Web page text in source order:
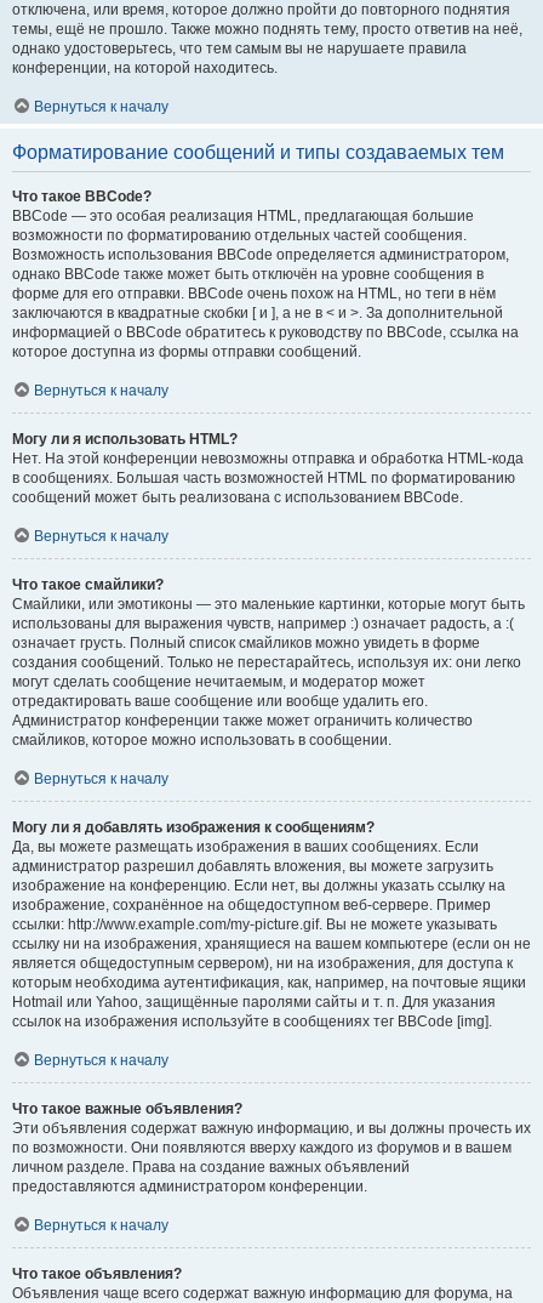
отключена, или время, которое должно пройти до повторного поднятия
темы, ещё не прошло. Также можно поднять тему, просто ответив на неё,
однако удостоверьтесь, что тем самым вы не нарушаете правила
конференции, на которой находитесь.
Вернуться к началу
Форматирование сообщений и типы создаваемых тем
Что такое BBCode?
BBCode — это особая реализация HTML, предлагающая большие
возможности по форматированию отдельных частей сообщения.
Возможность использования BBCode определяется администратором,
однако BBCode также может быть отключён на уровне сообщения в
форме для его отправки. BBCode очень похож на HTML, но теги в нём
заключаются в квадратные скобки [ и ], а не в < и >. За дополнительной
информацией о BBCode обратитесь к руководству по BBCode, ссылка на
которое доступна из формы отправки сообщений.
Вернуться к началу
Могу ли я использовать HTML?
Нет. На этой конференции невозможны отправка и обработка HTML-кода
в сообщениях. Большая часть возможностей HTML по форматированию
сообщений может быть реализована с использованием BBCode.
Вернуться к началу
Что такое смайлики?
Смайлики, или эмотиконы — это маленькие картинки, которые могут быть
использованы для выражения чувств, например :) означает радость, а :(
означает грусть. Полный список смайликов можно увидеть в форме
создания сообщений. Только не перестарайтесь, используя их: они легко
могут сделать сообщение нечитаемым, и модератор может
отредактировать ваше сообщение или вообще удалить его.
Администратор конференции также может ограничить количество
смайликов, которое можно использовать в сообщении.
Вернуться к началу
Могу ли я добавлять изображения к сообщениям?
Да, вы можете размещать изображения в ваших сообщениях. Если
администратор разрешил добавлять вложения, вы можете загрузить
изображение на конференцию. Если нет, вы должны указать ссылку на
изображение, сохранённое на общедоступном веб-сервере. Пример
ссылки: http://www.example.com/my-picture.gif. Вы не можете указывать
ссылку ни на изображения, хранящиеся на вашем компьютере (если он не
является общедоступным сервером), ни на изображения, для доступа к
которым необходима аутентификация, как, например, на почтовые ящики
Hotmail или Yahoo, защищённые паролями сайты и т. п. Для указания
ссылок на изображения используйте в сообщениях тег BBCode [img].
Вернуться к началу
Что такое важные объявления?
Эти объявления содержат важную информацию, и вы должны прочесть их
по возможности. Они появляются вверху каждого из форумов и в вашем
личном разделе. Права на создание важных объявлений
предоставляются администратором конференции.
Вернуться к началу
Что такое объявления?
Объявления чаще всего содержат важную информацию для форума, на